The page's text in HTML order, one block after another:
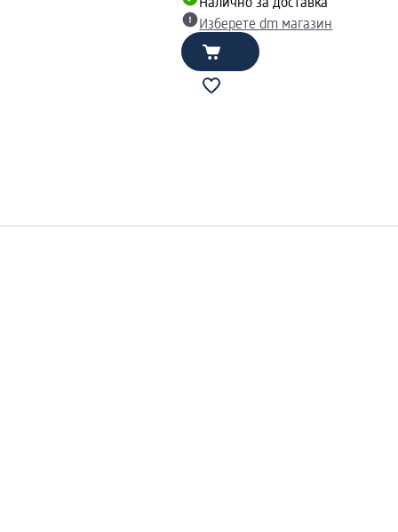
Налично за доставка
Изберете dm магазин